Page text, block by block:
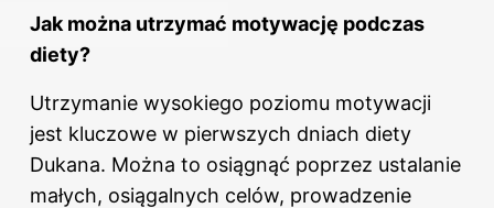
Jak można utrzymać motywację podczas
diety?
Utrzymanie wysokiego poziomu motywacji
jest kluczowe w pierwszych dniach diety
Dukana. Można to osiągnąć poprzez ustalanie
małych, osiągalnych celów, prowadzenie